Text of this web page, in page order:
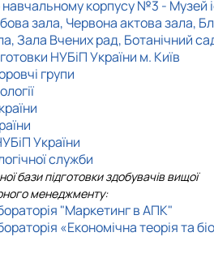
навчальному корпусу №3 - Музей
зала, Червона актова зала, Бл
Зала Вчених рад, Ботанічний
НУБіП України м. Київ
групи
України
служби
бази підготовки здобувачів вищої
менеджменту:
"Маркетинг в АПК"
«Економічна теорія та біо